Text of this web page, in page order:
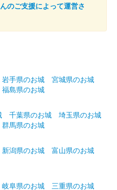
たお城EXPO 2024の丸岡城 ー
て販売された御城印。21日のみ
たお城EXPO 2024の丸岡城 ー
販売された御城印。21日のみ
狭お城フェス2024 限定版 お月
のご支援によって運営さ
岩手県のお城
宮城県のお城
福島県のお城
千葉県のお城
埼玉県のお城
群馬県のお城
新潟県のお城
富山県のお城
岐阜県のお城
三重県のお城